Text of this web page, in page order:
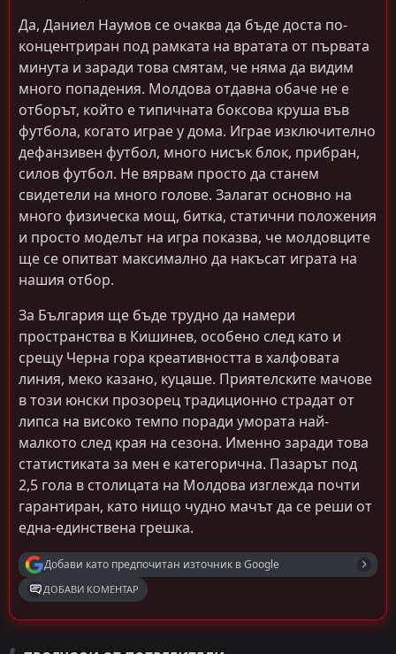
Да, Даниел Наумов се очаква да бъде доста по-
концентриран под рамката на вратата от първата
минута и заради това смятам, че няма да видим
много попадения. Молдова отдавна обаче не е
отборът, който е типичната боксова круша във
футбола, когато играе у дома. Играе изключително
дефанзивен футбол, много нисък блок, прибран,
силов футбол. Не вярвам просто да станем
свидетели на много голове. Залагат основно на
много физическа мощ, битка, статични положения
и просто моделът на игра показва, че молдовците
ще се опитват максимално да накъсат играта на
нашия отбор.
За България ще бъде трудно да намери
пространства в Кишинев, особено след като и
срещу Черна гора креативността в халфовата
линия, меко казано, куцаше. Приятелските мачове
в този юнски прозорец традиционно страдат от
липса на високо темпо поради умората най-
малкото след края на сезона. Именно заради това
статистиката за мен е категорична. Пазарът под
2,5 гола в столицата на Молдова изглежда почти
гарантиран, като нищо чудно мачът да се реши от
една-единствена грешка.
Добави като предпочитан източник в Google
ДОБАВИ КОМЕНТАР